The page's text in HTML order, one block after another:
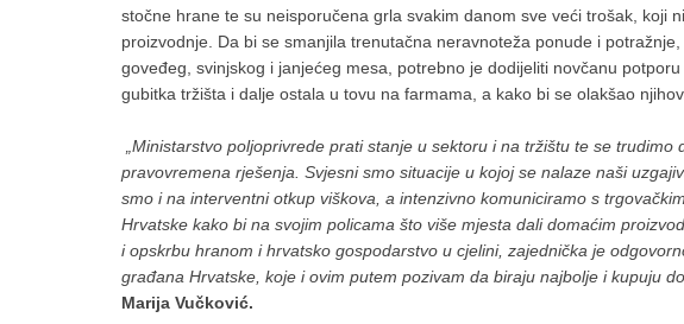
stočne hrane te su neisporučena grla svakim danom sve veći trošak, koji
proizvodnje. Da bi se smanjila trenutačna neravnoteža ponude i
goveđeg, svinjskog i janjećeg mesa, potrebno je dodijeliti novčanu
gubitka tržišta i dalje ostala u tovu na farmama, a kako bi se olakšao
„Ministarstvo poljoprivrede prati stanje u sektoru i na tržištu te se
pravovremena rješenja. Svjesni smo situacije u kojoj se nalaze naši
smo i na interventni otkup viškova, a intenzivno komuniciramo s
Hrvatske kako bi na svojim policama što više mjesta dali domaćim
i opskrbu hranom i hrvatsko gospodarstvo u cjelini, zajednička je
građana Hrvatske, koje i ovim putem pozivam da biraju najbolje i kupuju
Marija Vučković.